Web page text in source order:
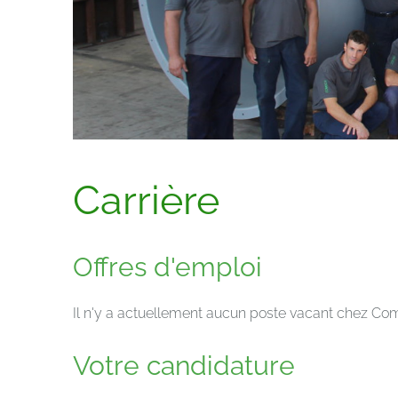
Carrière
Offres d'emploi
Il n'y a actuellement aucun poste vacant chez
Votre candidature